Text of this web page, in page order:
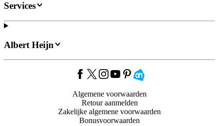
Services
Albert Heijn
Algemene voorwaarden
Retour aanmelden
Zakelijke algemene voorwaarden
Bonusvoorwaarden